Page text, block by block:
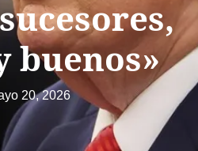
buenos»
20, 2026